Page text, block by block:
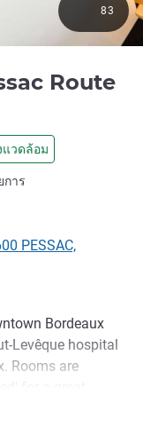
Route
แวดล้อม
การ
83
PESSAC,
Bordeaux
Levêque hospital
Rooms are
time, and
All you